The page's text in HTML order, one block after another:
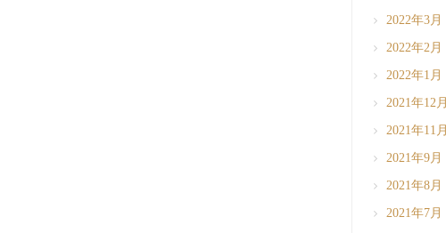
2022年3月
2022年2月
2022年1月
2021年12月
2021年11月
2021年9月
2021年8月
2021年7月